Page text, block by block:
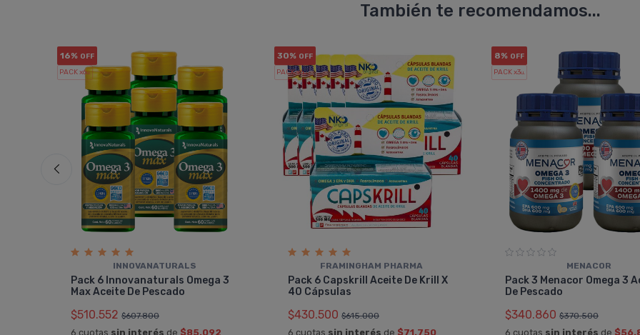
También te recomendamos...
16% OFF
PACK x6u.
INNOVANATURALS
Pack 6 Innovanaturals Omega 3
Max Aceite De Pescado
$510.552 $607.800
6 cuotas sin interés de $85.092
30% OFF
PACK x6u.
FRAMINGHAM PHARMA
Pack 6 Capskrill Aceite De Krill X
40 Cápsulas
$430.500 $615.000
6 cuotas sin interés de $71.750
8% OFF
PACK x3u.
MENACOR
Pack 3 Menacor Omega 3
De Pescado
$340.860 $370.500
6 cuotas sin interés de